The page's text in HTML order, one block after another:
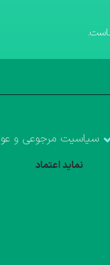
سیاسیت مرجوعی و
نماید اعتماد